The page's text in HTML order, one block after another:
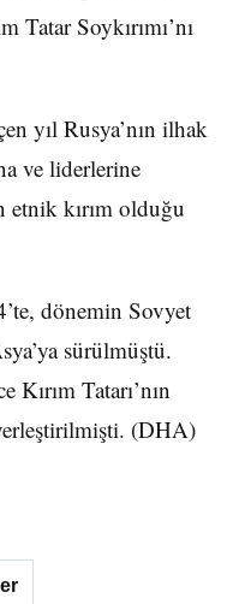
Tatar Soykırımı’nı
yıl Rusya’nın ilhak
ve liderlerine
etnik kırım olduğu
dönemin Sovyet
sürülmüştü.
Tatarı’nın
(DHA)